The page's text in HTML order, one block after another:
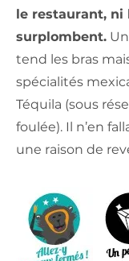
le restaurant, ni
surplombent.
tend les bras
spécialités
Téquila (sous
foulée). Il n’en
une raison de